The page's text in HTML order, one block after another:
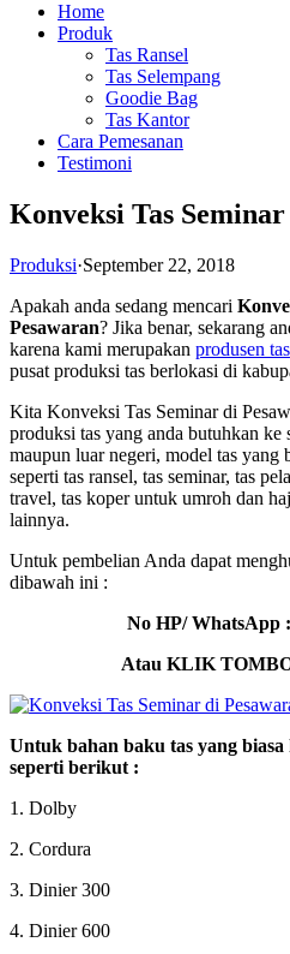
Home
Produk
Tas Ransel
Tas Selempang
Goodie Bag
Tas Kantor
Cara Pemesanan
Testimoni
Konveksi Tas
Produksi·September 22, 2018
Apakah anda sedang mencari
Pesawaran? Jika benar, sekarang
karena kami merupakan produsen tas
pusat produksi tas berlokasi di
Kita Konveksi Tas Seminar di
produksi tas yang anda butuhkan
maupun luar negeri, model tas yang
seperti tas ransel, tas seminar, tas
travel, tas koper untuk umroh dan
lainnya.
Untuk pembelian Anda dapat
dibawah ini :
No HP/ WhatsApp
Atau KLIK
Untuk bahan baku tas yang
seperti berikut :
1. Dolby
2. Cordura
3. Dinier 300
4. Dinier 600